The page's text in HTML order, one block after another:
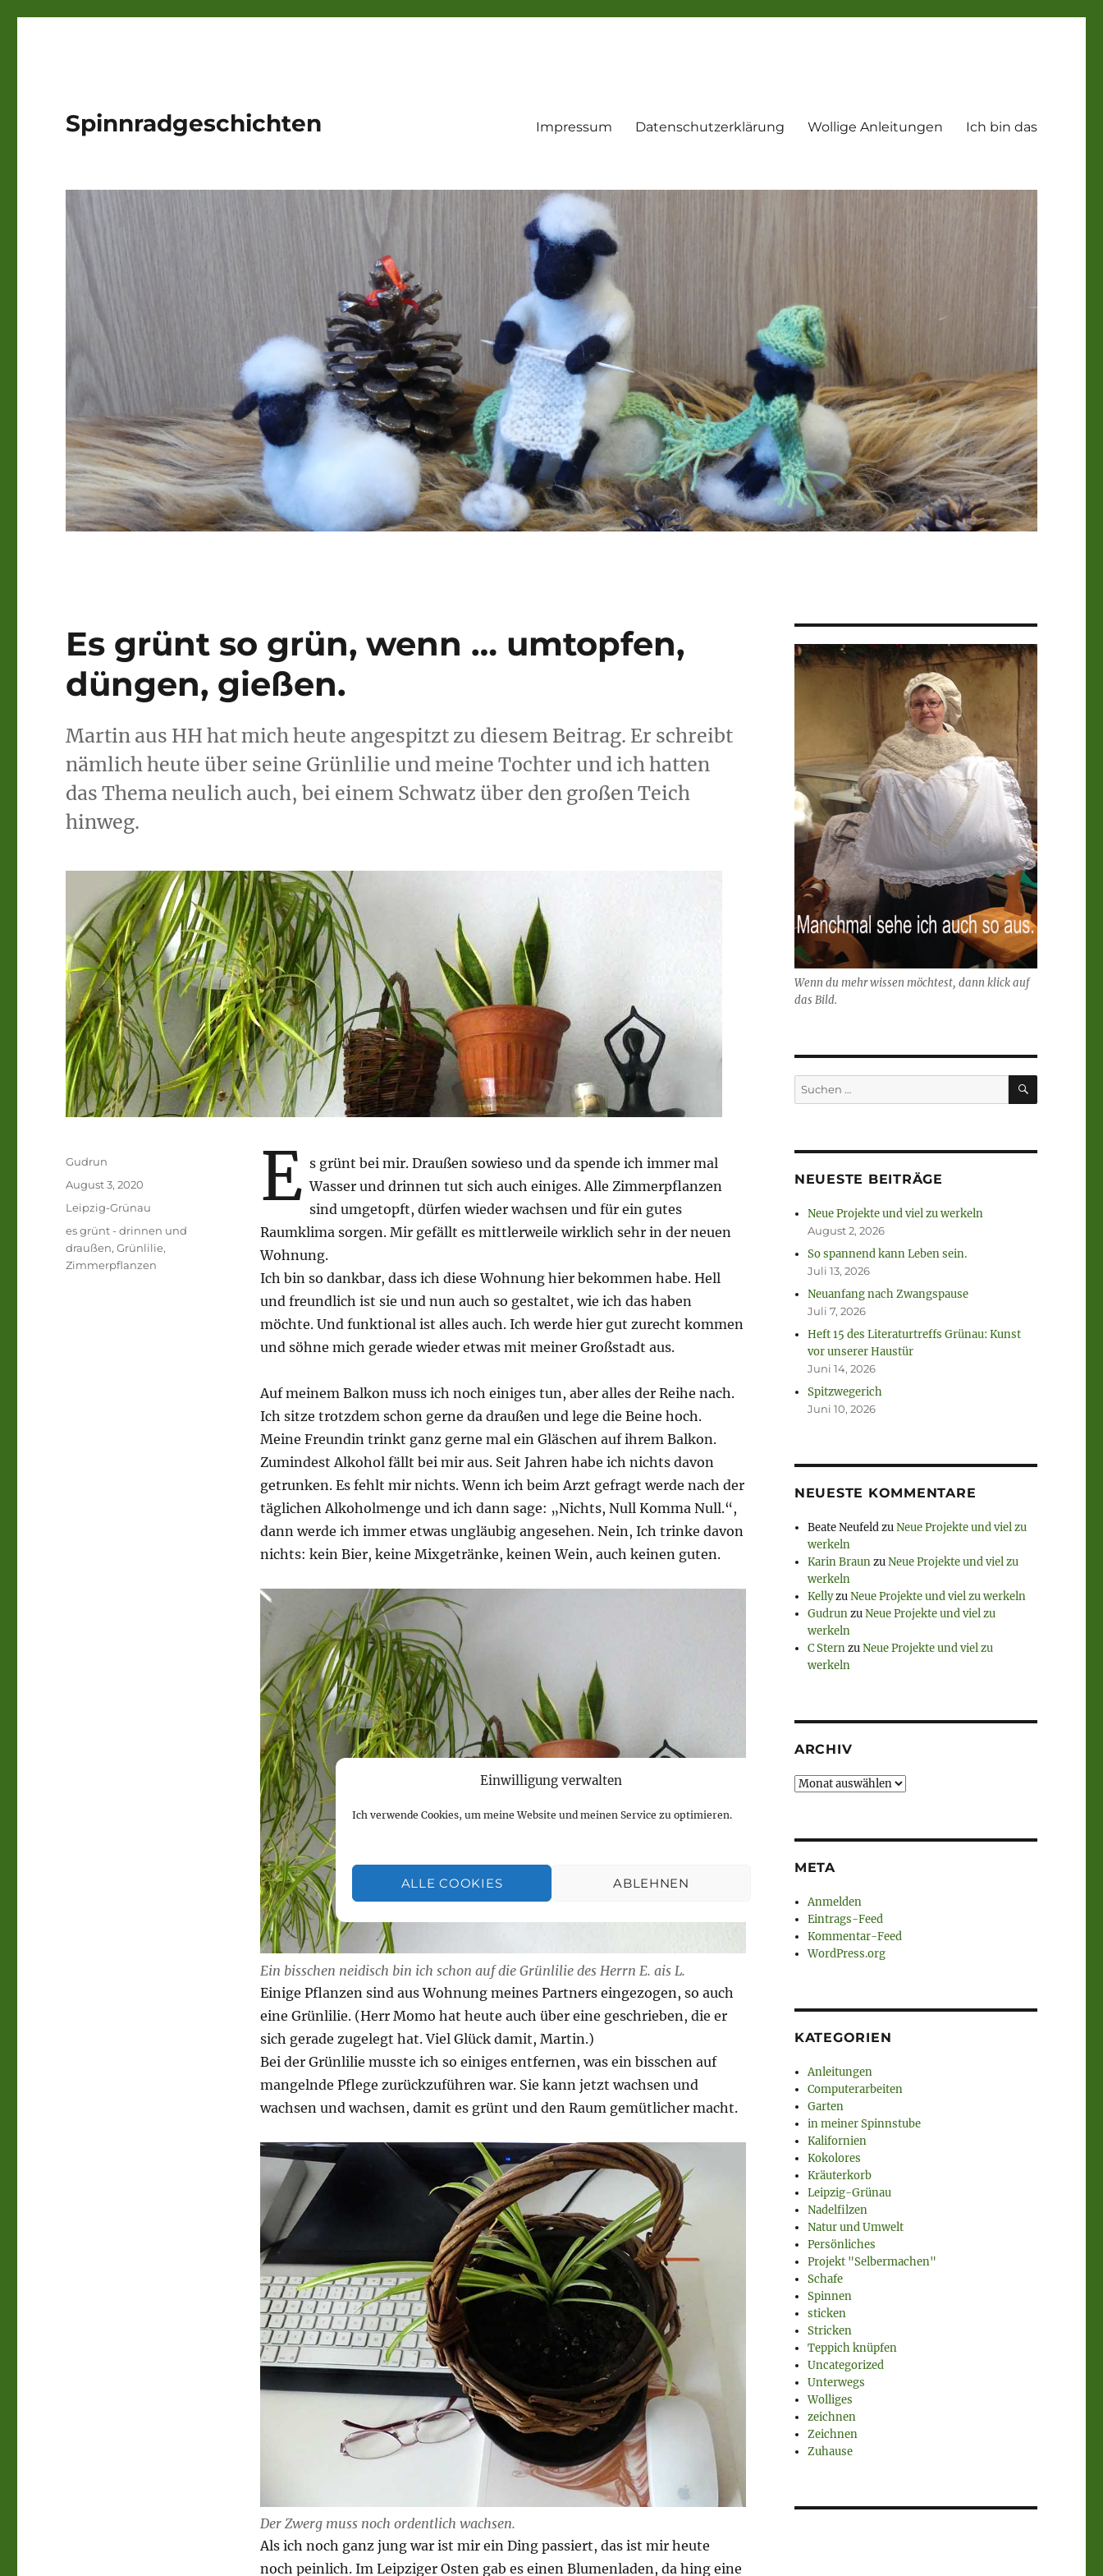
Einwilligung verwalten
Ich verwende Cookies, um meine Website und meinen Service zu optimieren.
ALLE COOKIES ABLEHNEN
Spinnradgeschichten Impressum Datenschutzerklärung Wollige Anleitungen Ich bin das
Es grünt so grün, wenn … umtopfen,
düngen, gießen.
Martin aus HH hat mich heute angespitzt zu diesem Beitrag. Er schreibt
nämlich heute über seine Grünlilie und meine Tochter und ich hatten
das Thema neulich auch, bei einem Schwatz über den großen Teich
hinweg.
E s grünt bei mir. Draußen sowieso und da spende ich immer mal
Wasser und drinnen tut sich auch einiges. Alle Zimmerpflanzen
sind umgetopft, dürfen wieder wachsen und für ein gutes
Raumklima sorgen. Mir gefällt es mittlerweile wirklich sehr in der neuen
Wohnung.
Ich bin so dankbar, dass ich diese Wohnung hier bekommen habe. Hell
und freundlich ist sie und nun auch so gestaltet, wie ich das haben
möchte. Und funktional ist alles auch. Ich werde hier gut zurecht kommen
und söhne mich gerade wieder etwas mit meiner Großstadt aus.
Auf meinem Balkon muss ich noch einiges tun, aber alles der Reihe nach.
Ich sitze trotzdem schon gerne da draußen und lege die Beine hoch.
Meine Freundin trinkt ganz gerne mal ein Gläschen auf ihrem Balkon.
Zumindest Alkohol fällt bei mir aus. Seit Jahren habe ich nichts davon
getrunken. Es fehlt mir nichts. Wenn ich beim Arzt gefragt werde nach der
täglichen Alkoholmenge und ich dann sage: „Nichts, Null Komma Null.“,
dann werde ich immer etwas ungläubig angesehen. Nein, Ich trinke davon
nichts: kein Bier, keine Mixgetränke, keinen Wein, auch keinen guten.
Ein bisschen neidisch bin ich schon auf die Grünlilie des Herrn E. ais L.
Einige Pflanzen sind aus Wohnung meines Partners eingezogen, so auch
eine Grünlilie. (Herr Momo hat heute auch über eine geschrieben, die er
sich gerade zugelegt hat. Viel Glück damit, Martin.)
Bei der Grünlilie musste ich so einiges entfernen, was ein bisschen auf
mangelnde Pflege zurückzuführen war. Sie kann jetzt wachsen und
wachsen und wachsen, damit es grünt und den Raum gemütlicher macht.
Der Zwerg muss noch ordentlich wachsen.
Als ich noch ganz jung war ist mir ein Ding passiert, das ist mir heute
noch peinlich. Im Leipziger Osten gab es einen Blumenladen, da hing eine
Autor
Gudrun
Veröffentlicht
am
August 3, 2020
Kategorien
Leipzig-Grünau
Schlagwörter
es grünt - drinnen und
draußen,Grünlilie,
Zimmerpflanzen
Wenn du mehr wissen möchtest, dann klick auf
das Bild.
Suchen
nach:
SUCHEN
NEUESTE BEITRÄGE
Neue Projekte und viel zu werkeln
August 2, 2026
So spannend kann Leben sein.
Juli 13, 2026
Neuanfang nach Zwangspause
Juli 7, 2026
Heft 15 des Literaturtreffs Grünau: Kunst
vor unserer Haustür
Juni 14, 2026
Spitzwegerich
Juni 10, 2026
NEUESTE KOMMENTARE
Beate NeufeldzuNeue Projekte und viel zu
werkeln
Karin BraunzuNeue Projekte und viel zu
werkeln
KellyzuNeue Projekte und viel zu werkeln
GudrunzuNeue Projekte und viel zu
werkeln
C SternzuNeue Projekte und viel zu
werkeln
ARCHIV
Archiv
META
Anmelden
Eintrags-Feed
Kommentar-Feed
WordPress.org
KATEGORIEN
Anleitungen
Computerarbeiten
Garten
in meiner Spinnstube
Kalifornien
Kokolores
Kräuterkorb
Leipzig-Grünau
Nadelfilzen
Natur und Umwelt
Persönliches
Projekt "Selbermachen"
Schafe
Spinnen
sticken
Stricken
Teppich knüpfen
Uncategorized
Unterwegs
Wolliges
zeichnen
Zeichnen
Zuhause